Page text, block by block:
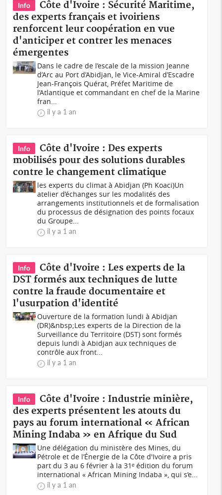
Info
Côte d'Ivoire : Sécurité Maritime,
des experts français et ivoiriens
renforcent leur coopération en vue
d'anticiper et contrer les menaces
émergentes
Dans le cadre de l’escale de la mission Jeanne
d’Arc au Port d’Abidjan, le Vice-Amiral d’Escadre
Jean-François Quérat, Préfet Maritime de
l’Atlantique et commandant en chef de la Marine
fran...
il y a 1 an
Info
Côte d'Ivoire : Des experts
mobilisés pour des solutions durables
contre le changement climatique
les experts du climat à Abidjan (Ph Koaci)Un
atelier d’échanges sur les modalités des
arrangements institutionnels et de formalisation
du processus de désignation des points focaux
du Groupe...
il y a 1 an
Info
Côte d'Ivoire : Les experts de la
DST formés aux techniques de lutte
contre la fraude documentaire et
l'usurpation d'identité
Ouverture de la formation lundi à Abidjan
(DR)&nbsp;Les experts de la Direction de la
Surveillance du Territoire (DST) sont formés
depuis lundi à Abidjan aux techniques de
contrôle aux front...
il y a 1 an
Info
Côte d'Ivoire : Industrie minière,
des experts présentent les atouts du
pays au forum international « African
Mining Indaba » en Afrique du Sud
Une délégation du ministère des Mines, du
Pétrole et de l’Énergie de la Côte d'Ivoire a pris
part du 3 au 6 février à la 31ᵉ édition du forum
international « African Mining Indaba », qui s’e...
il y a 1 an